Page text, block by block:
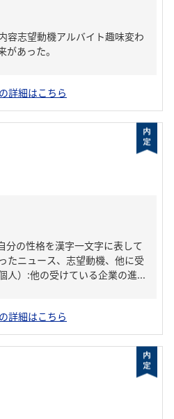
容志望動機アルバイト趣味変わ
あった。
詳細はこちら
分の性格を漢字一文字に表して
たニュース、志望動機、他に受
人）:他の受けている企業の進...
詳細はこちら